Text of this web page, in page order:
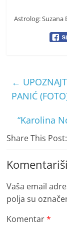
Astrolog: Suzana
←
PANIĆ
“Karolina
Share This Post:
Komentariši
Vaša email
polja su
Komentar*